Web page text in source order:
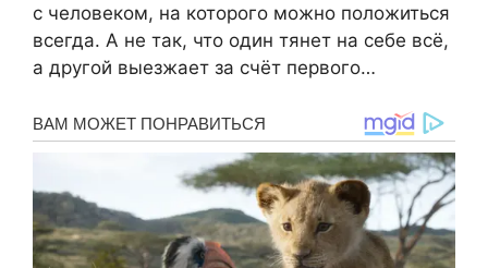
с человеком, на которого можно положиться
всегда. А не так, что один тянет на себе всё,
а другой выезжает за счёт первого…